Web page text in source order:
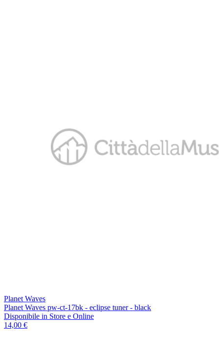
Planet Waves
Planet Waves pw-ct-17bk - eclipse tuner - black
Disponibile in Store e Online
14,00 €